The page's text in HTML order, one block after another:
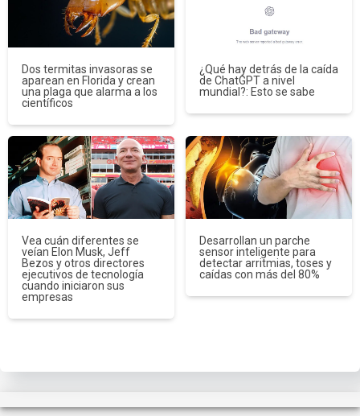
Dos termitas invasoras se
aparean en Florida y crean
una plaga que alarma a los
científicos
¿Qué hay detrás de la caída
de ChatGPT a nivel
mundial?: Esto se sabe
Vea cuán diferentes se
veían Elon Musk, Jeff
Bezos y otros directores
ejecutivos de tecnología
cuando iniciaron sus
empresas
Desarrollan un parche
sensor inteligente para
detectar arritmias, toses y
caídas con más del 80%